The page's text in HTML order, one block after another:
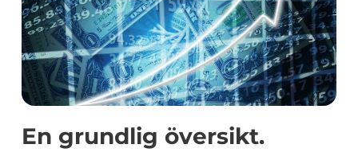
En grundlig översikt.